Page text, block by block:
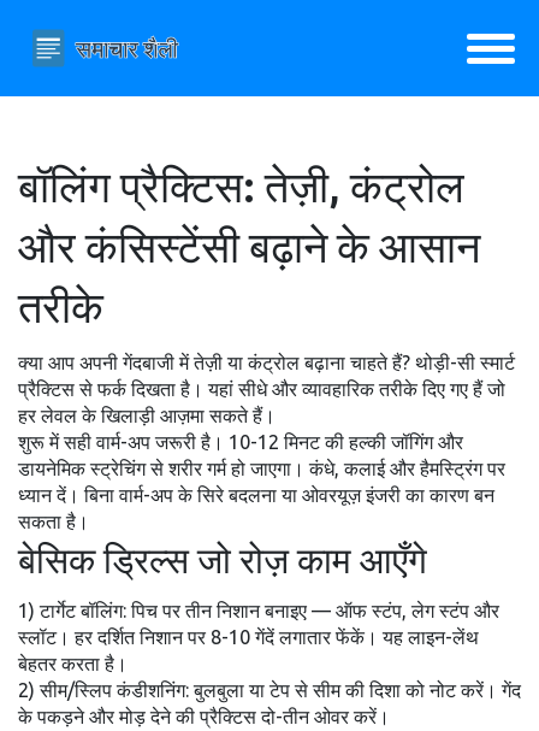
बॉलिंग प्रैक्टिस: तेज़ी, कंट्रोल
और कंसिस्टेंसी बढ़ाने के आसान
तरीके
क्या आप अपनी गेंदबाजी में तेज़ी या कंट्रोल बढ़ाना चाहते हैं? थोड़ी-सी स्मार्ट
प्रैक्टिस से फर्क दिखता है। यहां सीधे और व्यावहारिक तरीके दिए गए हैं जो
हर लेवल के खिलाड़ी आज़मा सकते हैं।
शुरू में सही वार्म-अप जरूरी है। 10-12 मिनट की हल्की जॉगिंग और
डायनेमिक स्ट्रेचिंग से शरीर गर्म हो जाएगा। कंधे, कलाई और हैमस्ट्रिंग पर
ध्यान दें। बिना वार्म-अप के सिरे बदलना या ओवरयूज़ इंजरी का कारण बन
सकता है।
बेसिक ड्रिल्स जो रोज़ काम आएँगे
1) टार्गेट बॉलिंग: पिच पर तीन निशान बनाइए — ऑफ स्टंप, लेग स्टंप और
स्लॉट। हर दर्शित निशान पर 8-10 गेंदें लगातार फेंकें। यह लाइन-लेंथ
बेहतर करता है।
2) सीम/स्लिप कंडीशनिंग: बुलबुला या टेप से सीम की दिशा को नोट करें। गेंद
के पकड़ने और मोड़ देने की प्रैक्टिस दो-तीन ओवर करें।